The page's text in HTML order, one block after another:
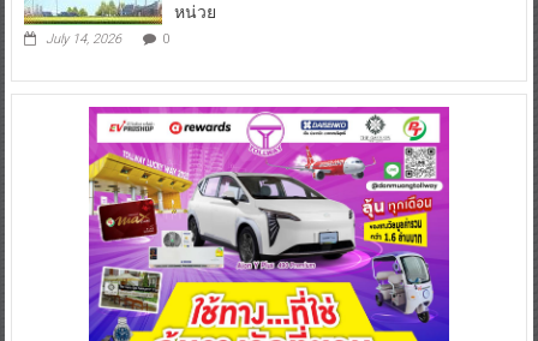
หน่วย
July 14, 2026 0